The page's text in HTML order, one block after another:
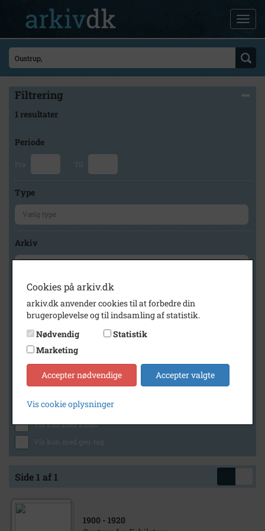
Filtrering
1 resultater
Periode
Fra Til
Type
Arkiv
Geografi
Generelt
Vis kun med billeder
Vis kun med lydklip
Vis kun med kilder
Vis kun med geo-tag
Side 1 af 1
1900 - 1920
Cookies på arkiv.dk
arkiv.dk anvender cookies til at forbedre din
brugeroplevelse og til indsamling af statistik.
Nødvendig
Statistik
Marketing
Accepter nødvendige Accepter valgte
Vis cookie oplysninger